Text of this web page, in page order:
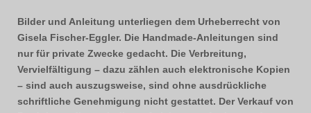
Bilder und Anleitung unterliegen dem Urheberrecht von
Gisela Fischer-Eggler. Die Handmade-Anleitungen sind
nur für private Zwecke gedacht. Die Verbreitung,
Vervielfältigung – dazu zählen auch elektronische Kopien
– sind auch auszugsweise, sind ohne ausdrückliche
schriftliche Genehmigung nicht gestattet. Der Verkauf von